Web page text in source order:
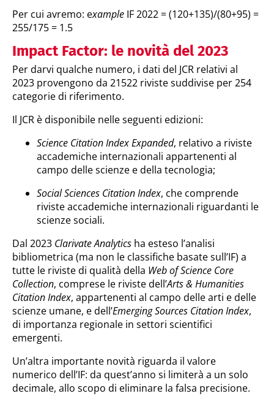
Per cui avremo: example IF 2022 = (120+135)/(80+95) =
255/175 = 1.5
Impact Factor: le novità del 2023
Per darvi qualche numero, i dati del JCR relativi al
2023 provengono da 21522 riviste suddivise per 254
categorie di riferimento.
Il JCR è disponibile nelle seguenti edizioni:
Science Citation Index Expanded, relativo a riviste
accademiche internazionali appartenenti al
campo delle scienze e della tecnologia;
Social Sciences Citation Index, che comprende
riviste accademiche internazionali riguardanti le
scienze sociali.
Dal 2023 Clarivate Analytics ha esteso l’analisi
bibliometrica (ma non le classifiche basate sull’IF) a
tutte le riviste di qualità della Web of Science Core
Collection, comprese le riviste dell’Arts & Humanities
Citation Index, appartenenti al campo delle arti e delle
scienze umane, e dell’Emerging Sources Citation Index,
di importanza regionale in settori scientifici
emergenti.
Un’altra importante novità riguarda il valore
numerico dell’IF: da quest’anno si limiterà a un solo
decimale, allo scopo di eliminare la falsa precisione.